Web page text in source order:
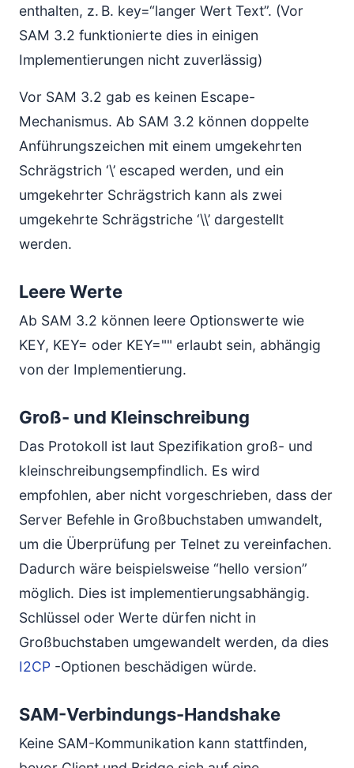
enthalten, z. B. key=“langer Wert Text”. (Vor
SAM 3.2 funktionierte dies in einigen
Implementierungen nicht zuverlässig)
Vor SAM 3.2 gab es keinen Escape-
Mechanismus. Ab SAM 3.2 können doppelte
Anführungszeichen mit einem umgekehrten
Schrägstrich ‘\’ escaped werden, und ein
umgekehrter Schrägstrich kann als zwei
umgekehrte Schrägstriche ‘\\’ dargestellt
werden.
Leere Werte
Ab SAM 3.2 können leere Optionswerte wie
KEY, KEY= oder KEY="" erlaubt sein, abhängig
von der Implementierung.
Groß- und Kleinschreibung
Das Protokoll ist laut Spezifikation groß- und
kleinschreibungsempfindlich. Es wird
empfohlen, aber nicht vorgeschrieben, dass der
Server Befehle in Großbuchstaben umwandelt,
um die Überprüfung per Telnet zu vereinfachen.
Dadurch wäre beispielsweise “hello version”
möglich. Dies ist implementierungsabhängig.
Schlüssel oder Werte dürfen nicht in
Großbuchstaben umgewandelt werden, da dies
I2CP -Optionen beschädigen würde.
SAM-Verbindungs-Handshake
Keine SAM-Kommunikation kann stattfinden,